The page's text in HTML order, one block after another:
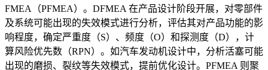
FMEA（PFMEA）。DFMEA 在产品设计阶段开展，对零部件
及系统可能出现的失效模式进行分析，评估其对产品功能的影
响程度，确定严重度（S）、频度（O）和探测度（D），计
算风险优先数（RPN）。如汽车发动机设计中，分析活塞可能
出现的磨损、裂纹等失效模式，提前优化设计。PFMEA 则聚